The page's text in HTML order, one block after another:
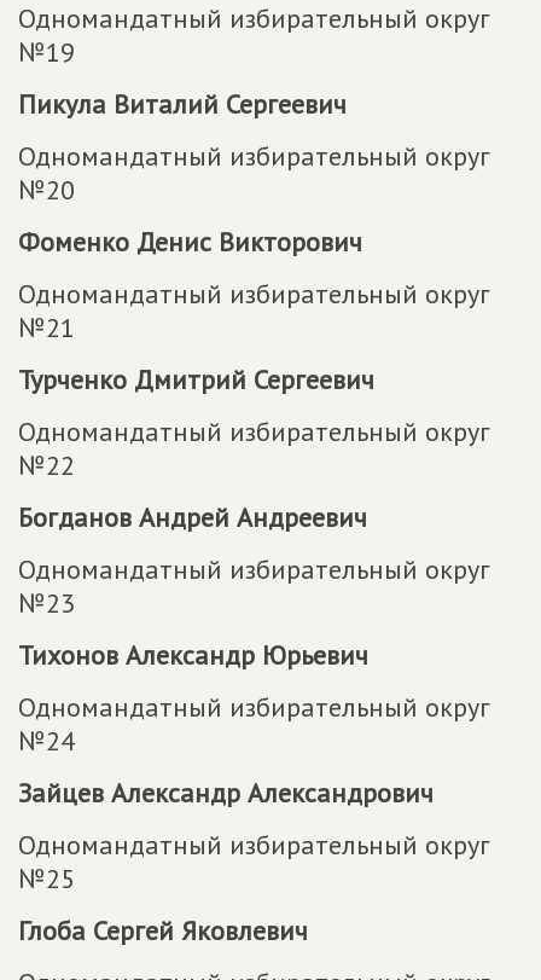
Одномандатный избирательный округ
№19
Пикула Виталий Сергеевич
Одномандатный избирательный округ
№20
Фоменко Денис Викторович
Одномандатный избирательный округ
№21
Турченко Дмитрий Сергеевич
Одномандатный избирательный округ
№22
Богданов Андрей Андреевич
Одномандатный избирательный округ
№23
Тихонов Александр Юрьевич
Одномандатный избирательный округ
№24
Зайцев Александр Александрович
Одномандатный избирательный округ
№25
Глоба Сергей Яковлевич